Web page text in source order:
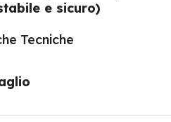
e sicuro)
Tecniche